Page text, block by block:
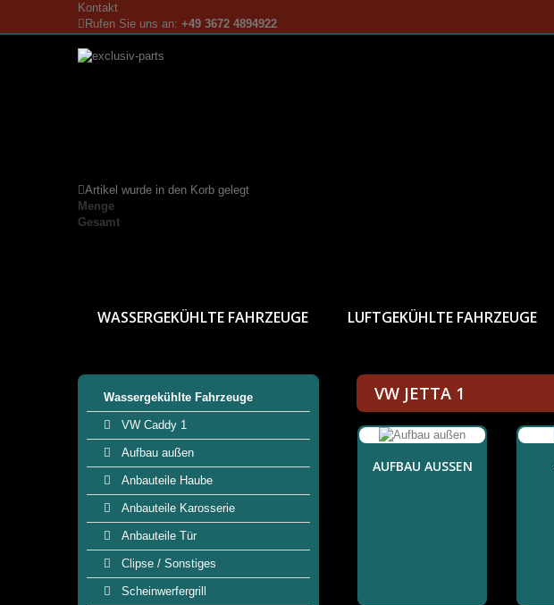
Kontakt
Rufen Sie uns an: +49 3672 4894922
Artikel wurde in den Korb gelegt
Menge
Gesamt
WASSERGEKÜHLTE FAHRZEUGE LUFTGEKÜHLTE FAHRZEUGE
Wassergekühlte Fahrzeuge
VW Caddy 1
Aufbau außen
Anbauteile Haube
Anbauteile Karosserie
Anbauteile Tür
Clipse / Sonstiges
Scheinwerfergrill
VW JETTA 1
AUFBAU AUSSEN